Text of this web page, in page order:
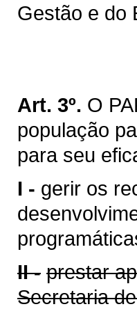
Gestão e do
Art. 3º. O
população
para seu
I - gerir os
II - prestar
Secretaria